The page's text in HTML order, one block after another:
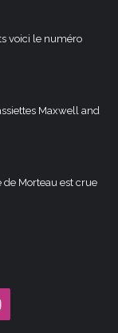
voici le numéro
Maxwell and
de Morteau est crue
Instagram